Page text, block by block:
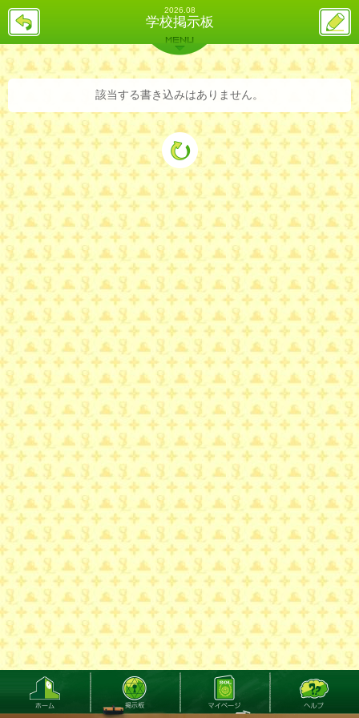
2026.08
学校掲示板
戻
ス
投
稿
バックナンバー 詳細検索 ランキング
MENU
該当する書き込みはありません。